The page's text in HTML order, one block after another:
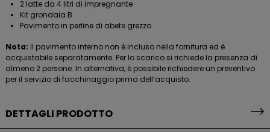
2 latte da 4 litri di impregnante
Kit grondaia B
Pavimento in perline di abete grezzo
Nota: Il pavimento interno non è incluso nella fornitura ed è
acquistabile separatamente. Per lo scarico si richiede la presenza di
almeno 2 persone. In alternativa, è possibile richiedere un preventivo
per il servizio di facchinaggio prima dell’acquisto.
DETTAGLI PRODOTTO